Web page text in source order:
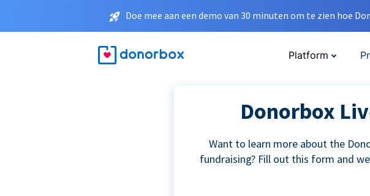
Doe mee aan een demo van 30 minuten om te zien hoe
Platform
Donorbox
Want to learn more about the
fundraising? Fill out this form and